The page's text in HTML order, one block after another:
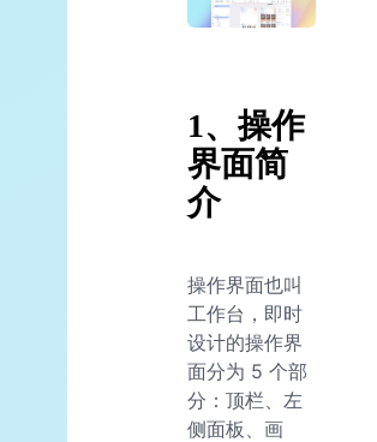
1、操作
界面简
介
操作界面也叫
工作台，即时
设计的操作界
面分为 5 个部
分：顶栏、左
侧面板、画